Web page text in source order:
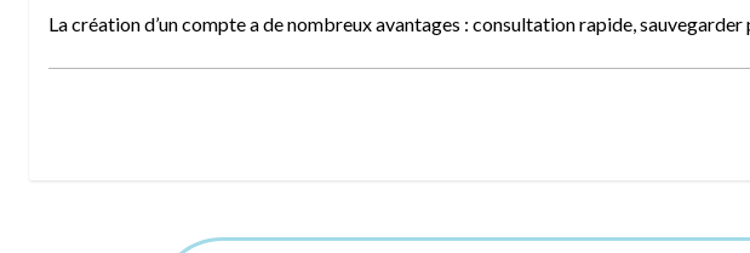
La création d’un compte a de nombreux avantages : consultation rapide,